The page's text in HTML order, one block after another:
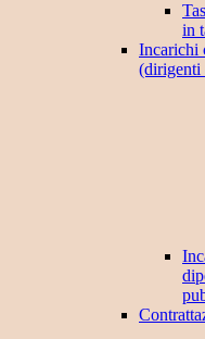
in
Incarichi
(dirigenti